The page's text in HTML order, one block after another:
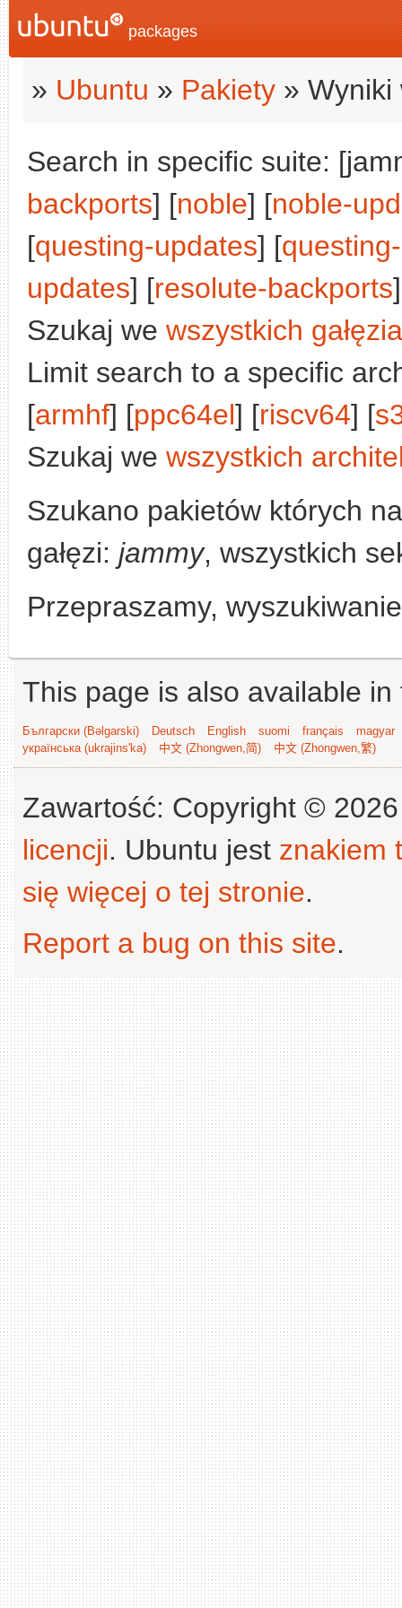
packages
» Ubuntu » Pakiety » Wyniki
Search in specific suite:
backports] [noble] [noble-
[questing-updates] [
updates] [resolute-backports
Szukaj we wszystkich
Limit search to a specific
[armhf] [ppc64el] [riscv64] [
Szukaj we wszystkich
Szukano pakietów których
gałęzi: jammy, wszystkich
Przepraszamy,
This page is also available
Български (Bəlgarski) Deutsch English suomi français
magyar
українська (ukrajins'ka)
中文 (Zhongwen,简) 中文 (Zhongwen,繁)
Zawartość: Copyright ©
licencji. Ubuntu jest znakiem
się więcej o tej stronie.
Report a bug on this site.